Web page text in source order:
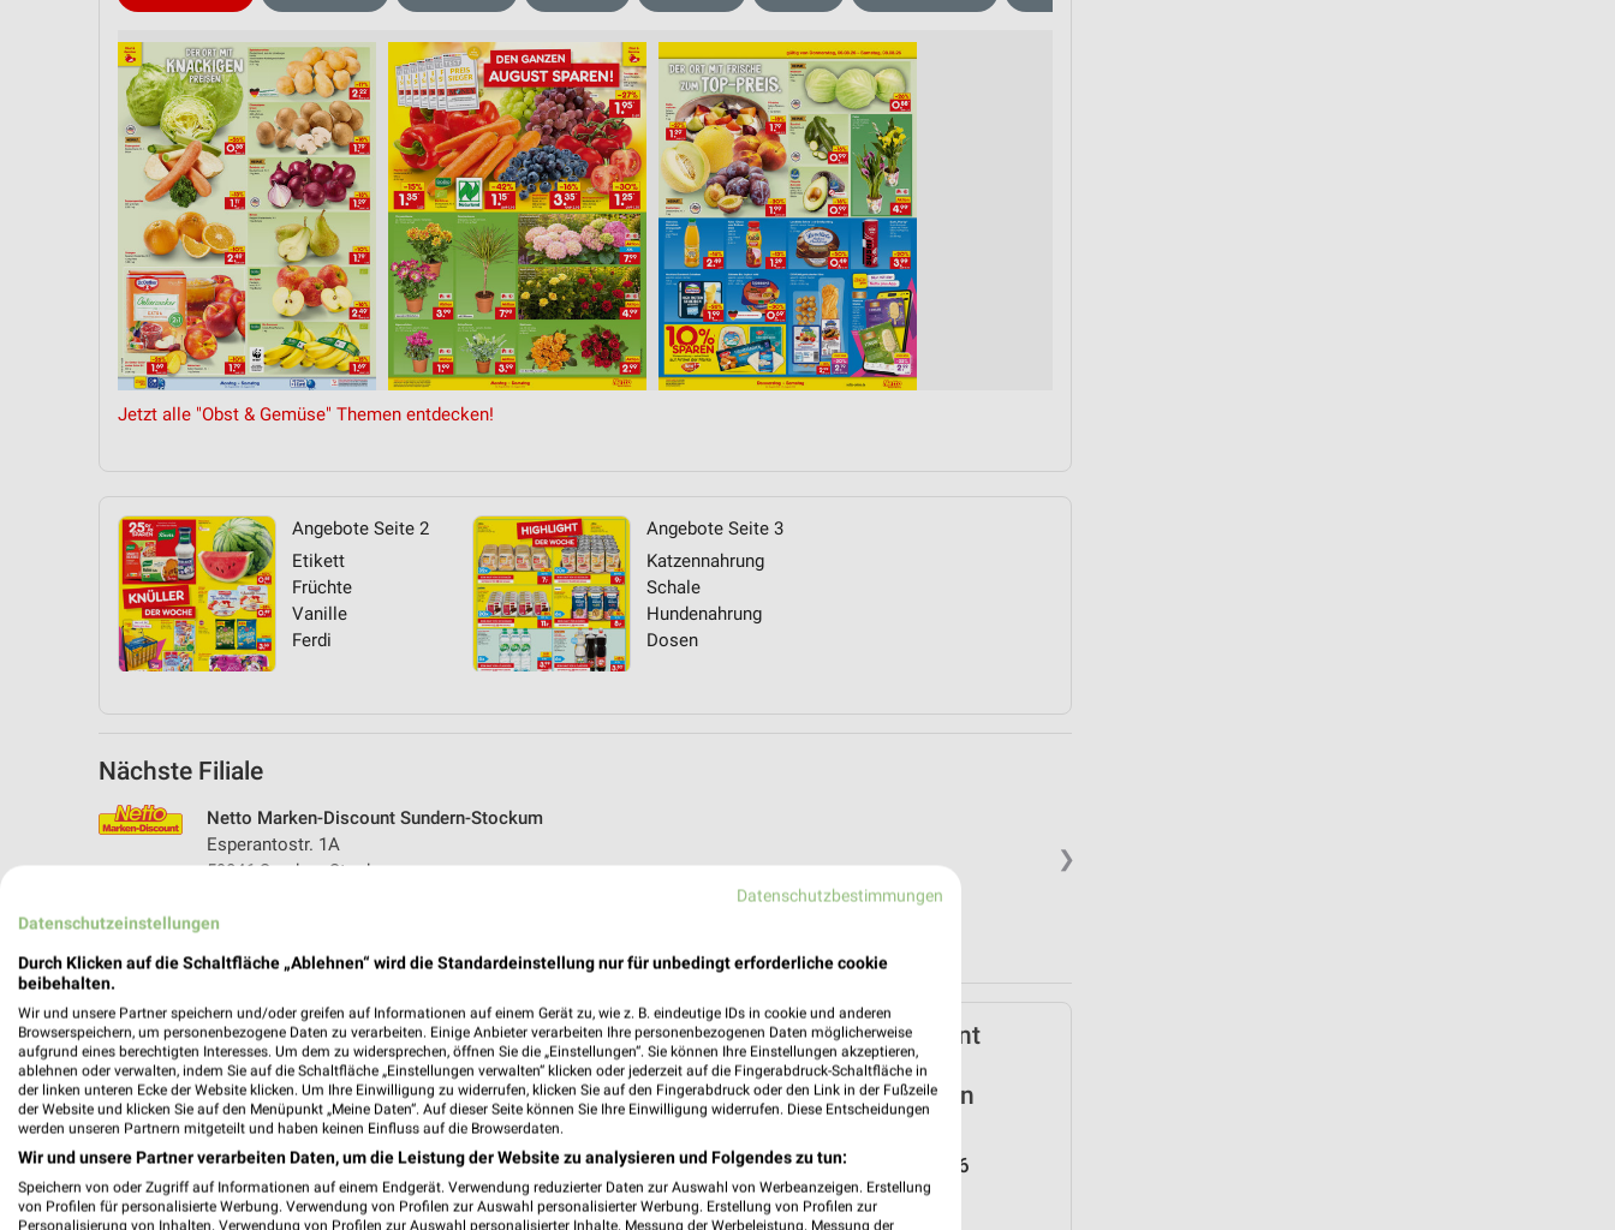
Jetzt alle "Obst & Gemüse" Themen entdecken!
Angebote Seite 2
Etikett
Früchte
Vanille
Ferdi
Angebote Seite 3
Katzennahrung
Schale
Hundenahrung
Dosen
Nächste Filiale
❯
Netto Marken-Discount Sundern-Stockum
Esperantostr. 1A
59846 Sundern-Stockum
Netto Marken-Discount
Prospekt für Sundern
(Sauerland) ab Do. den
Reisemagazin August 2026
Gültig von 30. Jul. bis 31. Aug.
Datenschutzbestimmungen
Datenschutzeinstellungen
Durch Klicken auf die Schaltfläche „Ablehnen“ wird die Standardeinstellung nur für unbedingt erforderliche cookie
beibehalten.
Wir und unsere Partner speichern und/oder greifen auf Informationen auf einem Gerät zu, wie z. B. eindeutige IDs in cookie und anderen
Browserspeichern, um personenbezogene Daten zu verarbeiten. Einige Anbieter verarbeiten Ihre personenbezogenen Daten möglicherweise
aufgrund eines berechtigten Interesses. Um dem zu widersprechen, öffnen Sie die „Einstellungen“. Sie können Ihre Einstellungen akzeptieren,
ablehnen oder verwalten, indem Sie auf die Schaltfläche „Einstellungen verwalten“ klicken oder jederzeit auf die Fingerabdruck-Schaltfläche in
der linken unteren Ecke der Website klicken. Um Ihre Einwilligung zu widerrufen, klicken Sie auf den Fingerabdruck oder den Link in der Fußzeile
der Website und klicken Sie auf den Menüpunkt „Meine Daten“. Auf dieser Seite können Sie Ihre Einwilligung widerrufen. Diese Entscheidungen
werden unseren Partnern mitgeteilt und haben keinen Einfluss auf die Browserdaten.
Wir und unsere Partner verarbeiten Daten, um die Leistung der Website zu analysieren und Folgendes zu tun:
Speichern von oder Zugriff auf Informationen auf einem Endgerät. Verwendung reduzierter Daten zur Auswahl von Werbeanzeigen. Erstellung
von Profilen für personalisierte Werbung. Verwendung von Profilen zur Auswahl personalisierter Werbung. Erstellung von Profilen zur
Personalisierung von Inhalten. Verwendung von Profilen zur Auswahl personalisierter Inhalte. Messung der Werbeleistung. Messung der